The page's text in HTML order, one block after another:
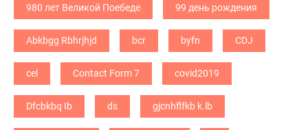
980 лет Великой Поебеде 99 день рождения
Abkbgg Rbhrjhjd bcr byfn CDJ
cel Contact Form 7 covid2019
Dfcbkbq Ib ds gjcnhflfkb k.lb